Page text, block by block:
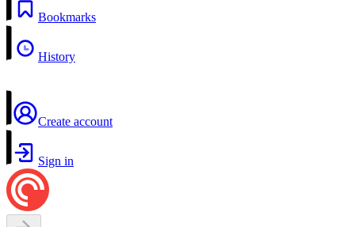
Bookmarks
History
Create account
Sign in